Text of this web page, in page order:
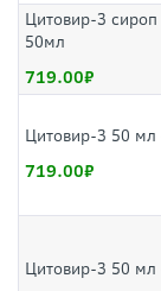
Цитовир-3
50мл
719.00
Цитовир-3 50 мл
719.00
Цитовир-3 50 мл